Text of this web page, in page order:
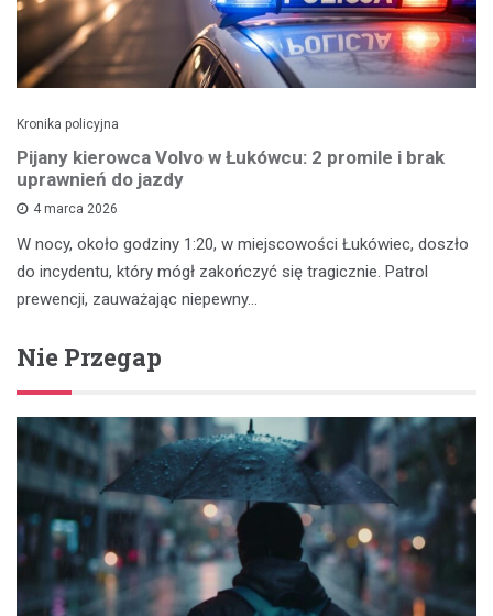
Kronika policyjna
Pijany kierowca Volvo w Łukówcu: 2 promile i brak
uprawnień do jazdy
4 marca 2026
W nocy, około godziny 1:20, w miejscowości Łukówiec, doszło
do incydentu, który mógł zakończyć się tragicznie. Patrol
prewencji, zauważając niepewny…
Nie Przegap